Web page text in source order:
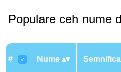
Populare ceh nume
# ♂ Nume